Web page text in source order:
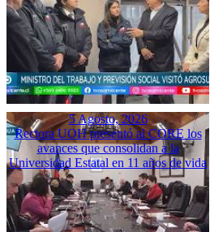
5 Agosto, 2026
Rectora UOH presentó al CORE los
avances que consolidan a la
Universidad Estatal en 11 años de vida